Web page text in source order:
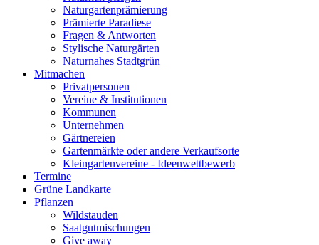
Naturgartenprämierung
Prämierte Paradiese
Fragen & Antworten
Stylische Naturgärten
Naturnahes Stadtgrün
Mitmachen
Privatpersonen
Vereine & Institutionen
Kommunen
Unternehmen
Gärtnereien
Gartenmärkte oder andere Verkaufsorte
Kleingartenvereine - Ideenwettbewerb
Termine
Grüne Landkarte
Pflanzen
Wildstauden
Saatgutmischungen
Give away